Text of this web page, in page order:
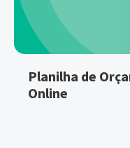
Planilha de
Online